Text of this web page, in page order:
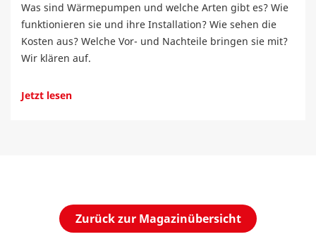
Was sind Wärmepumpen und welche Arten gibt es? Wie
funktionieren sie und ihre Installation? Wie sehen die
Kosten aus? Welche Vor- und Nachteile bringen sie mit?
Wir klären auf.
Jetzt lesen
Zurück zur Magazinübersicht